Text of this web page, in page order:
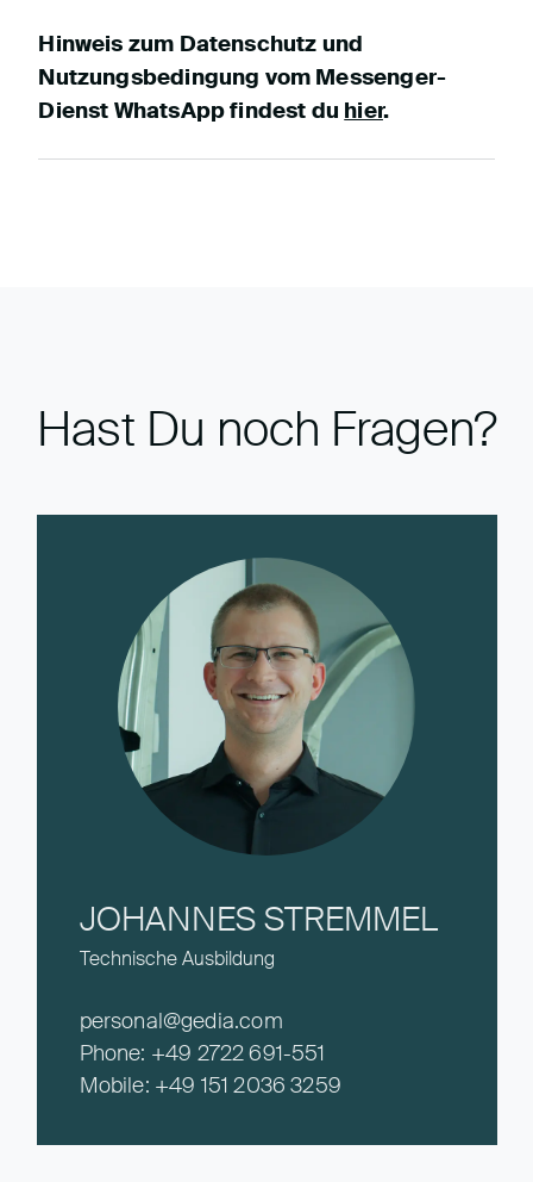
Hinweis zum Datenschutz und
Nutzungsbedingung vom Messenger-
Dienst WhatsApp findest du hier.
Hast Du noch Fragen?
JOHANNES STREMMEL
Technische Ausbildung
personal@gedia.com
Phone: +49 2722 691-551
Mobile: +49 151 2036 3259